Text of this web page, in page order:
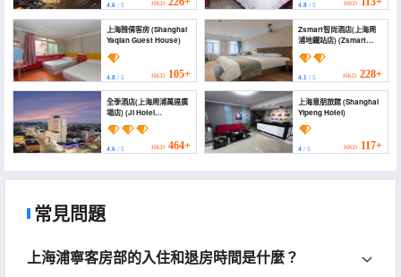
4.6 / 5 HKD 226+ 4.8/ 5 HKD 113+
上海雅倩客房 (Shanghai
Yaqian Guest House)
4.8 / 5 HKD 105+
Zsmart智尚酒店(上海周
浦地鐵站店) (Zsmart
Zhishang Hotel
(Shanghai New
International Expo
Center Zhoupu Metro
Station))
4.1/ 5 HKD 228+
全季酒店(上海周浦萬達廣
場店) (JI Hotel
(Shanghai Zhoupu
Wanda Plaza))
4.6 / 5 HKD 464+
上海意朋旅館 (Shanghai
Yipeng Hotel)
4/ 5 HKD 117+
常見問題
上海浦寧客房部的入住和退房時間是什麼？